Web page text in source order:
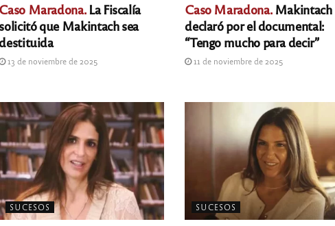
Caso Maradona.La Fiscalía
solicitó que Makintach sea
13 de noviembre de 2025
Caso Maradona.Makintach
declaró por el documental:
“Tengo mucho para decir”
11 de noviembre de 2025
SUCESOS SUCESOS